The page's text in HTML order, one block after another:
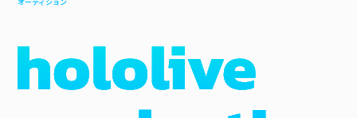
オーディション